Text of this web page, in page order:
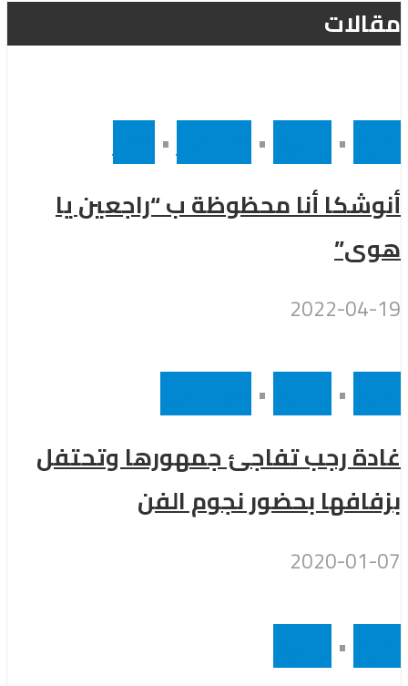
مقالات
•
•
•
أنوشكا أنا محظوظة ب “راجعين يا
هوى”
2022-04-19
•
•
غادة رجب تفاجئ جمهورها وتحتفل
بزفافها بحضور نجوم الفن
2020-01-07
•